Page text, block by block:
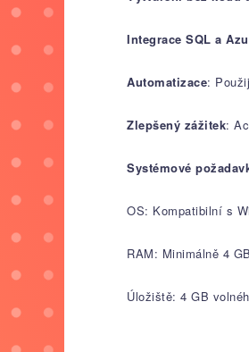
Integrace SQL a
Automatizace:
Zlepšený zážitek:
Systémové
OS: Kompatibilní s
RAM: Minimálně 4
Úložiště: 4 GB